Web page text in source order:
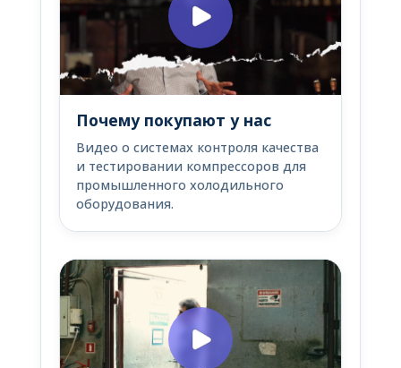
Почему покупают у нас
Видео о системах контроля качества
и тестировании компрессоров для
промышленного холодильного
оборудования.